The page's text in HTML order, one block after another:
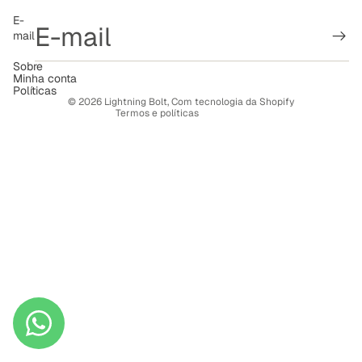
E-
mail
Sobre
Minha conta
Políticas
© 2026 Lightning Bolt,Com tecnologia da Shopify
Termos e políticas
Política de privacidade
Termos de serviço
Política de frete